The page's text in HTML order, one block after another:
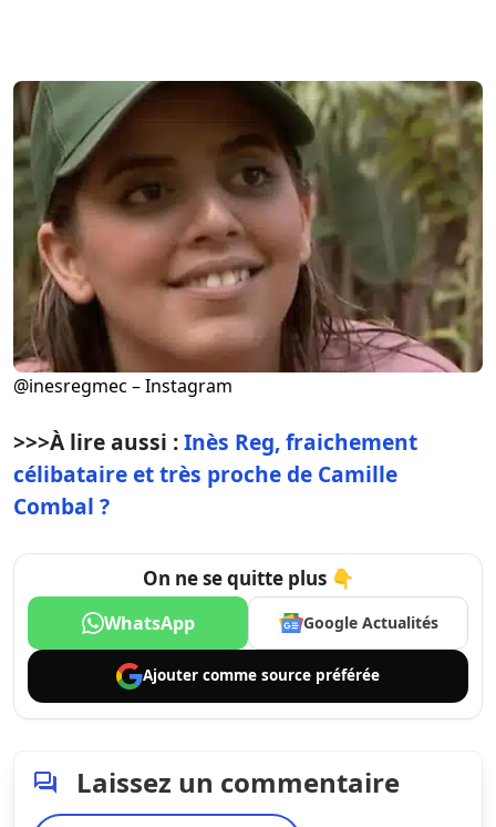
@inesregmec – Instagram
>>>À lire aussi :Inès Reg, fraichement
célibataire et très proche de Camille
Combal ?
On ne se quitte plus 👇
WhatsApp Google Actualités
Ajouter comme source préférée
Laissez un commentaire